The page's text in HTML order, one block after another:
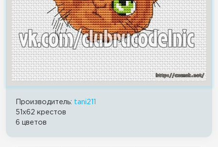
Производитель: tani211
51x62 крестов
6 цветов